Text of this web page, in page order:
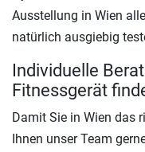
Ausstellung in Wien
natürlich ausgiebig
Individuelle
Fitnessgerät
Damit Sie in Wien das
Ihnen unser Team